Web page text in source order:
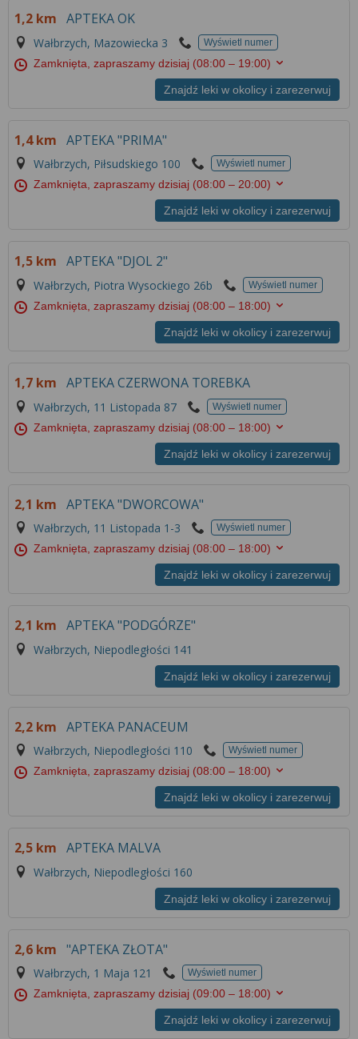
1,2 km APTEKA OK
Wałbrzych, Mazowiecka 3 Wyświetl numer
Zamknięta, zapraszamy dzisiaj (08:00 – 19:00)
Znajdź leki w okolicy i zarezerwuj
1,4 km APTEKA "PRIMA"
Wałbrzych, Piłsudskiego 100 Wyświetl numer
Zamknięta, zapraszamy dzisiaj (08:00 – 20:00)
Znajdź leki w okolicy i zarezerwuj
1,5 km APTEKA "DJOL 2"
Wałbrzych, Piotra Wysockiego 26b Wyświetl numer
Zamknięta, zapraszamy dzisiaj (08:00 – 18:00)
Znajdź leki w okolicy i zarezerwuj
1,7 km APTEKA CZERWONA TOREBKA
Wałbrzych, 11 Listopada 87 Wyświetl numer
Zamknięta, zapraszamy dzisiaj (08:00 – 18:00)
Znajdź leki w okolicy i zarezerwuj
2,1 km APTEKA "DWORCOWA"
Wałbrzych, 11 Listopada 1-3 Wyświetl numer
Zamknięta, zapraszamy dzisiaj (08:00 – 18:00)
Znajdź leki w okolicy i zarezerwuj
2,1 km APTEKA "PODGÓRZE"
Wałbrzych, Niepodległości 141
Znajdź leki w okolicy i zarezerwuj
2,2 km APTEKA PANACEUM
Wałbrzych, Niepodległości 110 Wyświetl numer
Zamknięta, zapraszamy dzisiaj (08:00 – 18:00)
Znajdź leki w okolicy i zarezerwuj
2,5 km APTEKA MALVA
Wałbrzych, Niepodległości 160
Znajdź leki w okolicy i zarezerwuj
2,6 km "APTEKA ZŁOTA"
Wałbrzych, 1 Maja 121 Wyświetl numer
Zamknięta, zapraszamy dzisiaj (09:00 – 18:00)
Znajdź leki w okolicy i zarezerwuj